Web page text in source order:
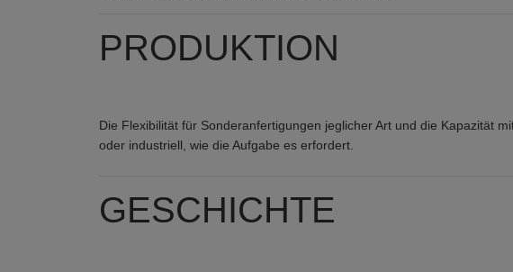
PRODUKTION
Die Flexibilität für Sonderanfertigungen jeglicher Art und die Kapazität
oder industriell, wie die Aufgabe es erfordert.
GESCHICHTE